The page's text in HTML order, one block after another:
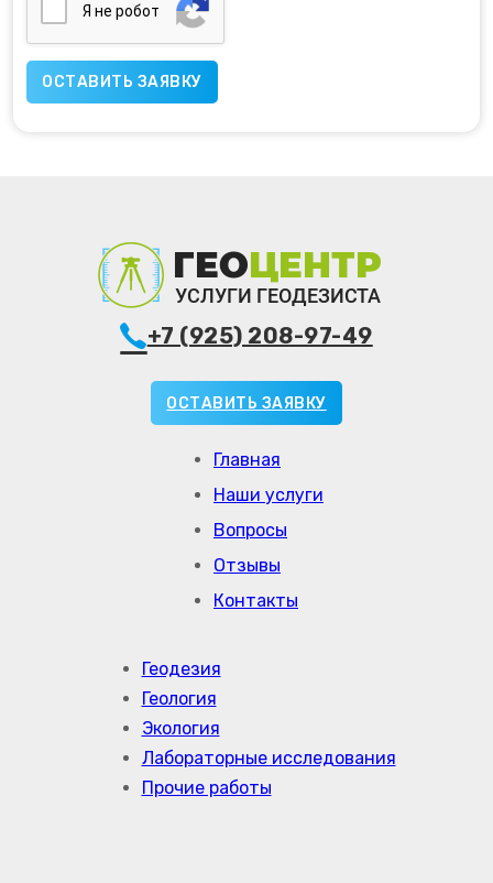
Я нe poбoт
Главная
Наши услуги
Вопросы
Отзывы
Контакты
Геодезия
Геология
Экология
Лабораторные исследования
Прочие работы
+7 (925) 208-97-49
ОСТАВИТЬ ЗАЯВКУ